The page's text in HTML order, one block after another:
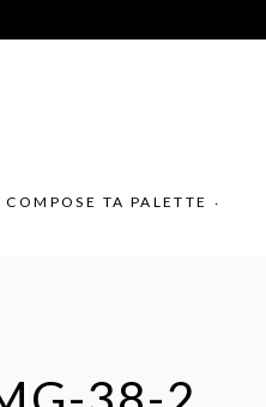
COMPOSE TA PALETTE